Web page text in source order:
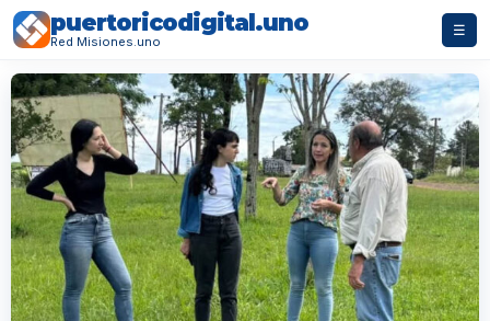
puertoricodigital.uno
Red Misiones.uno
☰